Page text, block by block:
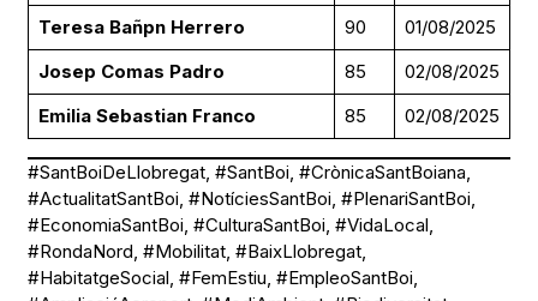
Teresa Bañpn Herrero
90
01/08/2025
Josep Comas Padro
85
02/08/2025
Emilia Sebastian Franco
85 02/08/2025
#SantBoiDeLlobregat, #SantBoi, #CrònicaSantBoiana,
#ActualitatSantBoi, #NotíciesSantBoi, #PlenariSantBoi,
#EconomiaSantBoi, #CulturaSantBoi, #VidaLocal,
#RondaNord, #Mobilitat, #BaixLlobregat,
#HabitatgeSocial, #FemEstiu, #EmpleoSantBoi,